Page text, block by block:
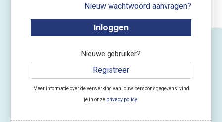
Nieuw wachtwoord aanvragen?
Nieuwe gebruiker?
Registreer
Meer informatie over de verwerking van jouw persoonsgegevens, vind
je in onze privacy policy.